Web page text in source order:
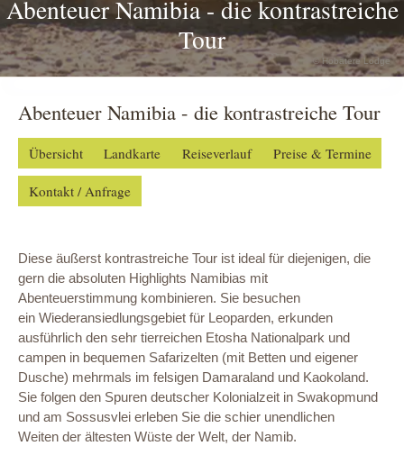
Abenteuer Namibia - die kontrastreiche
Tour
© Hobatere Lodge
Abenteuer Namibia - die kontrastreiche Tour
Übersicht Landkarte Reiseverlauf Preise & Termine
Kontakt / Anfrage
Diese äußerst kontrastreiche Tour ist ideal für diejenigen, die
gern die absoluten Highlights Namibias mit
Abenteuerstimmung kombinieren. Sie besuchen
ein Wiederansiedlungsgebiet für Leoparden, erkunden
ausführlich den sehr tierreichen Etosha Nationalpark und
campen in bequemen Safarizelten (mit Betten und eigener
Dusche) mehrmals im felsigen Damaraland und Kaokoland.
Sie folgen den Spuren deutscher Kolonialzeit in Swakopmund
und am Sossusvlei erleben Sie die schier unendlichen
Weiten der ältesten Wüste der Welt, der Namib.